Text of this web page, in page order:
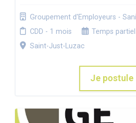
Groupement d'Employeurs -
CDD - 1 mois
Temps partiel
Saint-Just-Luzac
Je postule